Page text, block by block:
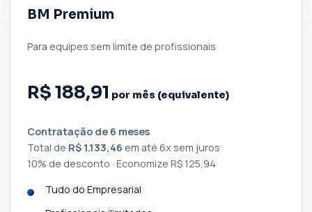
BM Premium
Para equipes sem limite de profissionais
R$ 188,91 por mês (equivalente)
Contratação de 6 meses
Total de R$ 1.133,46 em até 6x sem juros
10% de desconto · Economize R$ 125,94
Tudo do Empresarial